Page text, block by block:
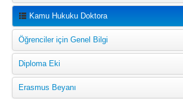
Kamu Hukuku Doktora
Öğrenciler için Genel Bilgi
Diploma Eki
Erasmus Beyanı